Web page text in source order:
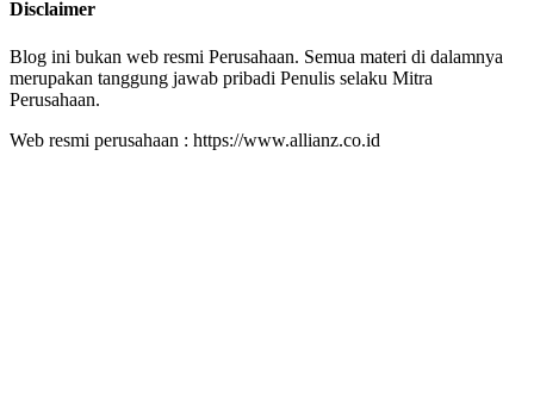
Disclaimer
Blog ini bukan web resmi Perusahaan. Semua materi di dalamnya
merupakan tanggung jawab pribadi Penulis selaku Mitra
Perusahaan.
Web resmi perusahaan : https://www.allianz.co.id